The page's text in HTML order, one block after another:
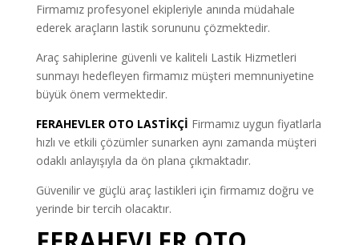
Firmamız profesyonel ekipleriyle anında müdahale
ederek araçların lastik sorununu çözmektedir.
Araç sahiplerine güvenli ve kaliteli Lastik Hizmetleri
sunmayı hedefleyen firmamız müşteri memnuniyetine
büyük önem vermektedir.
FERAHEVLER OTO LASTİKÇİ Firmamız uygun fiyatlarla
hızlı ve etkili çözümler sunarken aynı zamanda müşteri
odaklı anlayışıyla da ön plana çıkmaktadır.
Güvenilir ve güçlü araç lastikleri için firmamız doğru ve
yerinde bir tercih olacaktır.